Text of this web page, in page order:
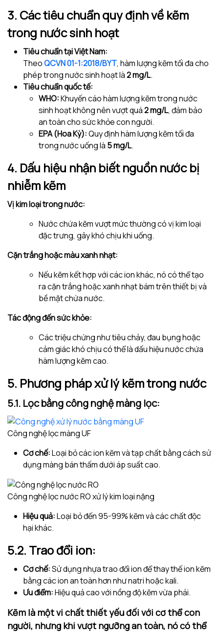
3. Các tiêu chuẩn quy định về kẽm
trong nước sinh hoạt
Tiêu chuẩn tại Việt Nam:
TheoQCVN 01-1:2018/BYT, hàm lượng kẽm tối đa cho
phép trong nước sinh hoạt là2 mg/L.
Tiêu chuẩn quốc tế:
WHO:Khuyến cáo hàm lượng kẽm trong nước
sinh hoạt không nên vượt quá2 mg/L, đảm bảo
an toàn cho sức khỏe con người.
EPA (Hoa Kỳ):Quy định hàm lượng kẽm tối đa
trong nước uống là 5 mg/L.
4. Dấu hiệu nhận biết nguồn nước bị
nhiễm kẽm
Vị kim loại trong nước:
Nước chứa kẽm vượt mức thường có vị kim loại
đặc trưng, gây khó chịu khi uống.
Cặn trắng hoặc màu xanh nhạt:
Nếu kẽm kết hợp với các ion khác, nó có thể tạo
ra cặn trắng hoặc xanh nhạt bám trên thiết bị và
bề mặt chứa nước.
Tác động đến sức khỏe:
Các triệu chứng như tiêu chảy, đau bụng hoặc
cảm giác khó chịu có thể là dấu hiệu nước chứa
hàm lượng kẽm cao.
5. Phương pháp xử lý kẽm trong nước
5.1. Lọc bằng công nghệ màng lọc:
Công nghệ lọc màng UF
Cơ chế:Loại bỏ các ion kẽm và tạp chất bằng cách sử
dụng màng bán thấm dưới áp suất cao.
Công nghệ lọc nước RO xử lý kim loại nặng
Hiệu quả:Loại bỏ đến 95-99% kẽm và các chất độc
hại khác.
5.2. Trao đổi ion:
Cơ chế:Sử dụng nhựa trao đổi ion để thay thế ion kẽm
bằng các ion an toàn hơn như natri hoặc kali.
Ưu điểm:Hiệu quả cao với nồng độ kẽm vừa phải.
Kẽm là một vi chất thiết yếu đối với cơ thể con
người, nhưng khi vượt ngưỡng an toàn, nó có thể